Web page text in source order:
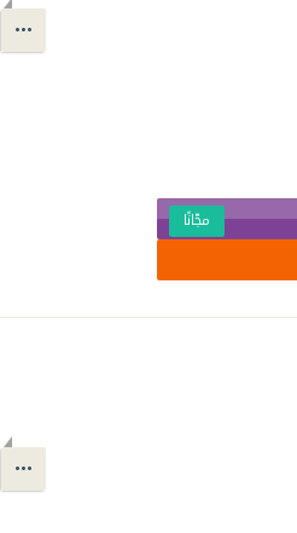
مجّانًا